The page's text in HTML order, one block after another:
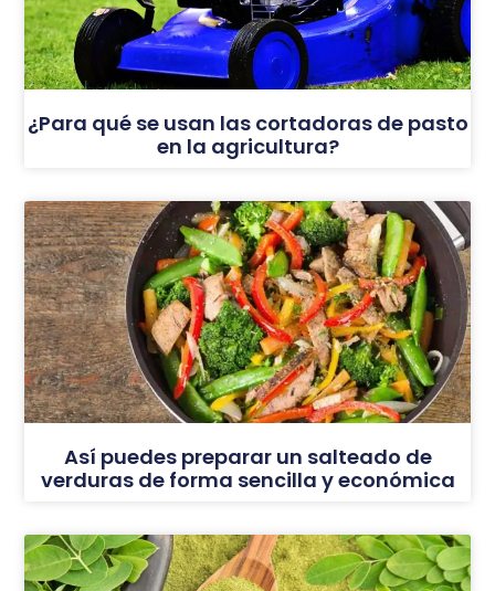
¿Para qué se usan las cortadoras de pasto
en la agricultura?
Así puedes preparar un salteado de
verduras de forma sencilla y económica